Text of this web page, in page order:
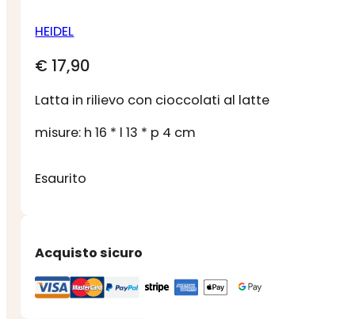
HEIDEL
€ 17,90
Latta in rilievo con cioccolati al latte
misure: h 16 * l 13 * p 4 cm
Esaurito
Acquisto sicuro